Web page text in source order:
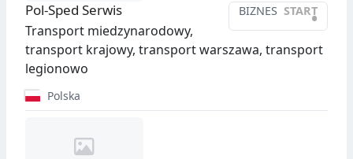
BIZNES START
•
Pol-Sped Serwis
Transport miedzynarodowy,
transport krajowy, transport warszawa, transport
legionowo
Polska